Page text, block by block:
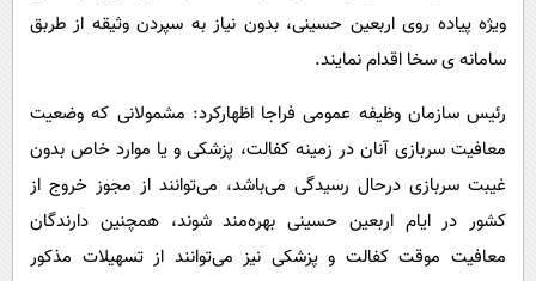
ویژه پیاده روی اربعین حسینی، بدون نیاز به سپردن وثیقه از طربق
سامانه ی سخا اقدام نمایند.
رئیس سازمان وظیفه عمومی فراجا اظهارکرد: مشمولانی که وضعیت
معافیت سربازی آنان در زمینه کفالت، پزشکی و یا موارد خاص بدون
غیبت سربازی درحال رسیدگی می‌باشد، می‌توانند از مجوز خروج از
کشور در ایام اربعین حسینی بهره‌مند شوند، همچنین دارندگان
معافیت موقت کفالت و پزشکی نیز می‌توانند از تسهیلات مذکور